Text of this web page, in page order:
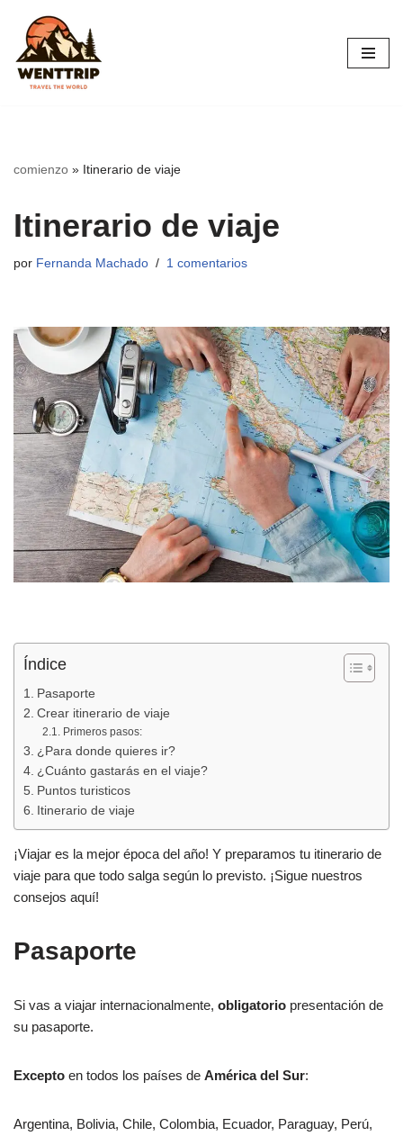
Saltar
al
contenido
comienzo » Itinerario de viaje
Itinerario de viaje
por Fernanda Machado 1 comentarios
Índice
Pasaporte
Crear itinerario de viaje
Primeros pasos:
¿Para donde quieres ir?
¿Cuánto gastarás en el viaje?
Puntos turisticos
Itinerario de viaje
¡Viajar es la mejor época del año! Y preparamos tu itinerario de
viaje para que todo salga según lo previsto. ¡Sigue nuestros
consejos aquí!
Pasaporte
Si vas a viajar internacionalmente, obligatorio presentación de
su pasaporte.
Excepto en todos los países de América del Sur:
Argentina, Bolivia, Chile, Colombia, Ecuador, Paraguay, Perú,